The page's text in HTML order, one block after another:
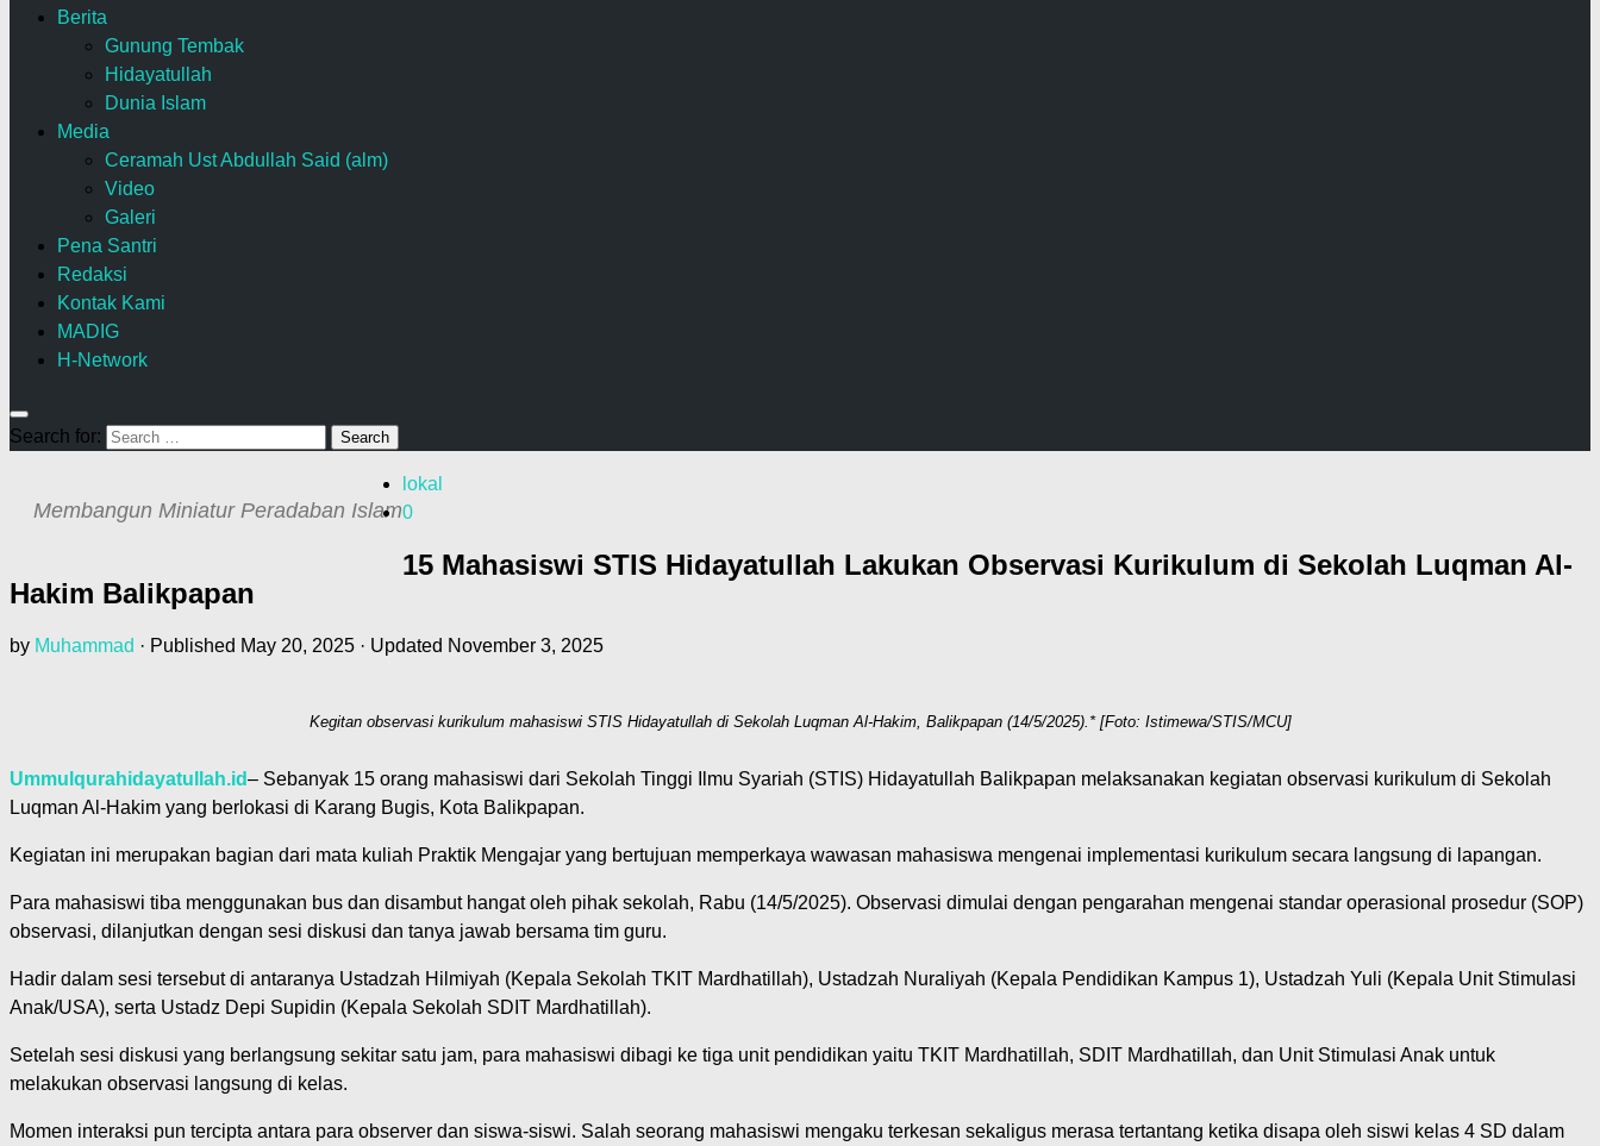
Berita
Gunung Tembak
Hidayatullah
Dunia Islam
Media
Ceramah Ust Abdullah Said (alm)
Video
Galeri
Pena Santri
Redaksi
Kontak Kami
MADIG
H-Network
Search for:
Membangun Miniatur Peradaban Islam
lokal
0
15 Mahasiswi STIS Hidayatullah Lakukan Observasi Kurikulum di Sekolah Luqman Al-
Hakim Balikpapan
by Muhammad · Published May 20, 2025 · Updated November 3, 2025
Kegitan observasi kurikulum mahasiswi STIS Hidayatullah di Sekolah Luqman Al-Hakim, Balikpapan (14/5/2025).* [Foto: Istimewa/STIS/MCU]
Ummulqurahidayatullah.id– Sebanyak 15 orang mahasiswi dari Sekolah Tinggi Ilmu Syariah (STIS) Hidayatullah Balikpapan melaksanakan kegiatan observasi kurikulum di Sekolah
Luqman Al-Hakim yang berlokasi di Karang Bugis, Kota Balikpapan.
Kegiatan ini merupakan bagian dari mata kuliah Praktik Mengajar yang bertujuan memperkaya wawasan mahasiswa mengenai implementasi kurikulum secara langsung di lapangan.
Para mahasiswi tiba menggunakan bus dan disambut hangat oleh pihak sekolah, Rabu (14/5/2025). Observasi dimulai dengan pengarahan mengenai standar operasional prosedur (SOP)
observasi, dilanjutkan dengan sesi diskusi dan tanya jawab bersama tim guru.
Hadir dalam sesi tersebut di antaranya Ustadzah Hilmiyah (Kepala Sekolah TKIT Mardhatillah), Ustadzah Nuraliyah (Kepala Pendidikan Kampus 1), Ustadzah Yuli (Kepala Unit Stimulasi
Anak/USA), serta Ustadz Depi Supidin (Kepala Sekolah SDIT Mardhatillah).
Setelah sesi diskusi yang berlangsung sekitar satu jam, para mahasiswi dibagi ke tiga unit pendidikan yaitu TKIT Mardhatillah, SDIT Mardhatillah, dan Unit Stimulasi Anak untuk
melakukan observasi langsung di kelas.
Momen interaksi pun tercipta antara para observer dan siswa-siswi. Salah seorang mahasiswi mengaku terkesan sekaligus merasa tertantang ketika disapa oleh siswi kelas 4 SD dalam